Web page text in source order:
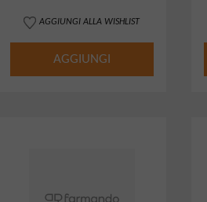
AGGIUNGI ALLA WISHLIST
AGGIUNGI